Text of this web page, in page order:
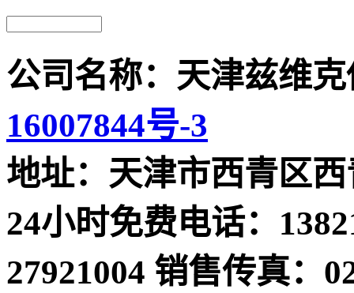
公司名称：天津兹维
16007844号-3
地址：天津市西青区西
24小时免费电话：
27921004 销售传真：